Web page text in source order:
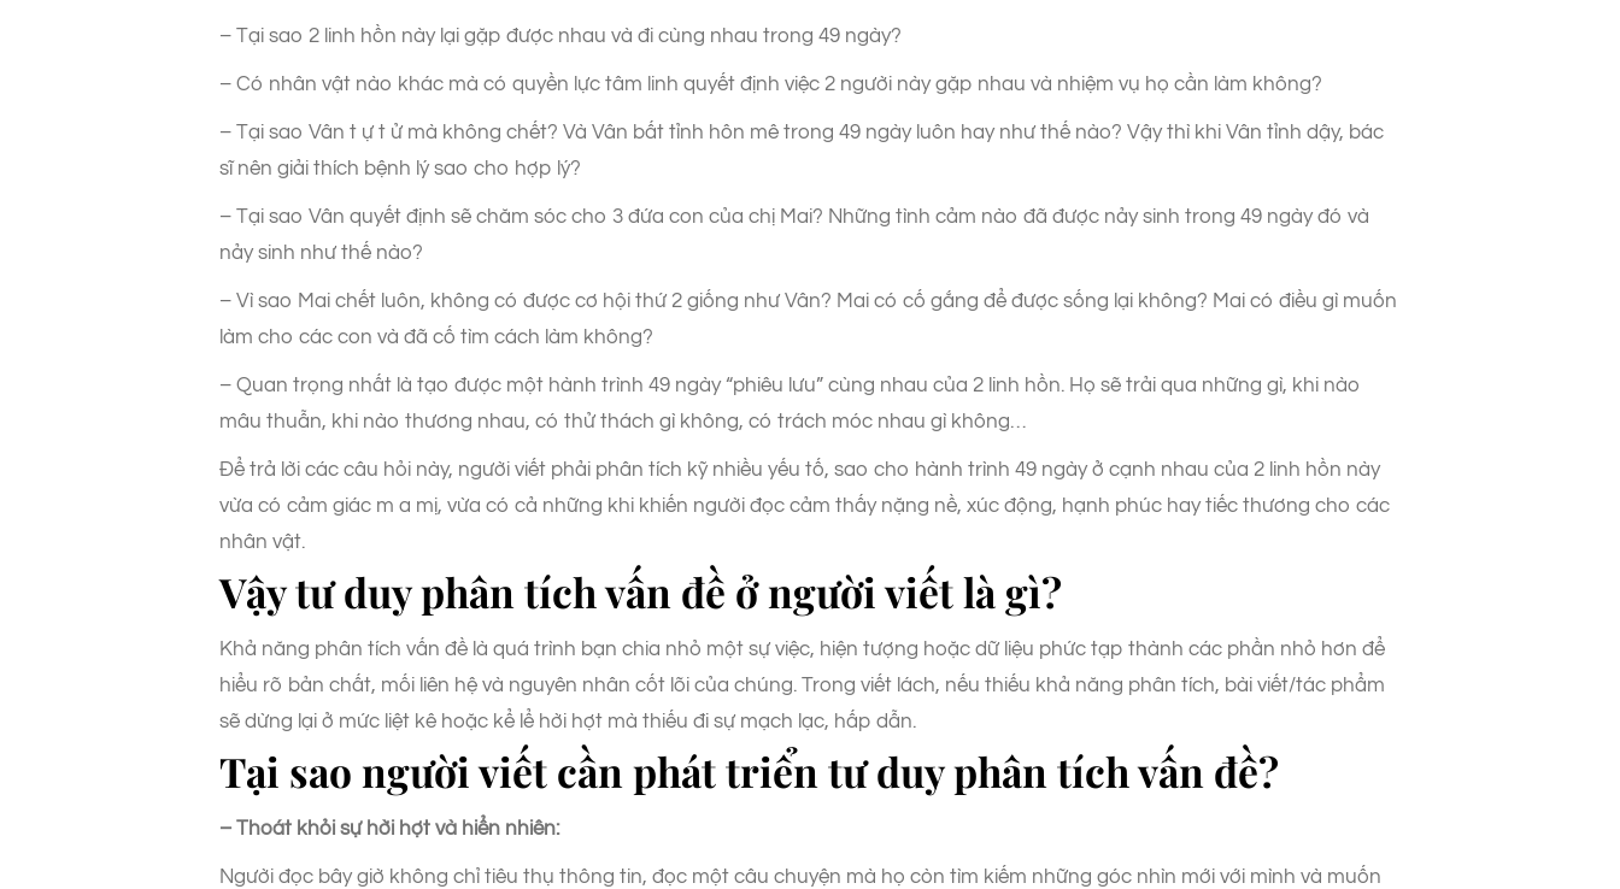
– Tại sao 2 linh hồn này lại gặp được nhau và đi cùng nhau trong 49 ngày?
– Có nhân vật nào khác mà có quyền lực tâm linh quyết định việc 2 người này gặp nhau và nhiệm vụ họ cần làm không?
– Tại sao Vân t ự t ử mà không chết? Và Vân bất tỉnh hôn mê trong 49 ngày luôn hay như thế nào? Vậy thì khi Vân tỉnh dậy, bác
sĩ nên giải thích bệnh lý sao cho hợp lý?
– Tại sao Vân quyết định sẽ chăm sóc cho 3 đứa con của chị Mai? Những tình cảm nào đã được nảy sinh trong 49 ngày đó và
nảy sinh như thế nào?
– Vì sao Mai chết luôn, không có được cơ hội thứ 2 giống như Vân? Mai có cố gắng để được sống lại không? Mai có điều gì muốn
làm cho các con và đã cố tìm cách làm không?
– Quan trọng nhất là tạo được một hành trình 49 ngày “phiêu lưu” cùng nhau của 2 linh hồn. Họ sẽ trải qua những gì, khi nào
mâu thuẫn, khi nào thương nhau, có thử thách gì không, có trách móc nhau gì không…
Để trả lời các câu hỏi này, người viết phải phân tích kỹ nhiều yếu tố, sao cho hành trình 49 ngày ở cạnh nhau của 2 linh hồn này
vừa có cảm giác m a mị, vừa có cả những khi khiến người đọc cảm thấy nặng nề, xúc động, hạnh phúc hay tiếc thương cho các
nhân vật.
Vậy tư duy phân tích vấn đề ở người viết là gì?
Khả năng phân tích vấn đề là quá trình bạn chia nhỏ một sự việc, hiện tượng hoặc dữ liệu phức tạp thành các phần nhỏ hơn để
hiểu rõ bản chất, mối liên hệ và nguyên nhân cốt lõi của chúng. Trong viết lách, nếu thiếu khả năng phân tích, bài viết/tác phẩm
sẽ dừng lại ở mức liệt kê hoặc kể lể hời hợt mà thiếu đi sự mạch lạc, hấp dẫn.
Tại sao người viết cần phát triển tư duy phân tích vấn đề?
– Thoát khỏi sự hời hợt và hiển nhiên:
Người đọc bây giờ không chỉ tiêu thụ thông tin, đọc một câu chuyện mà họ còn tìm kiếm những góc nhìn mới với mình và muốn